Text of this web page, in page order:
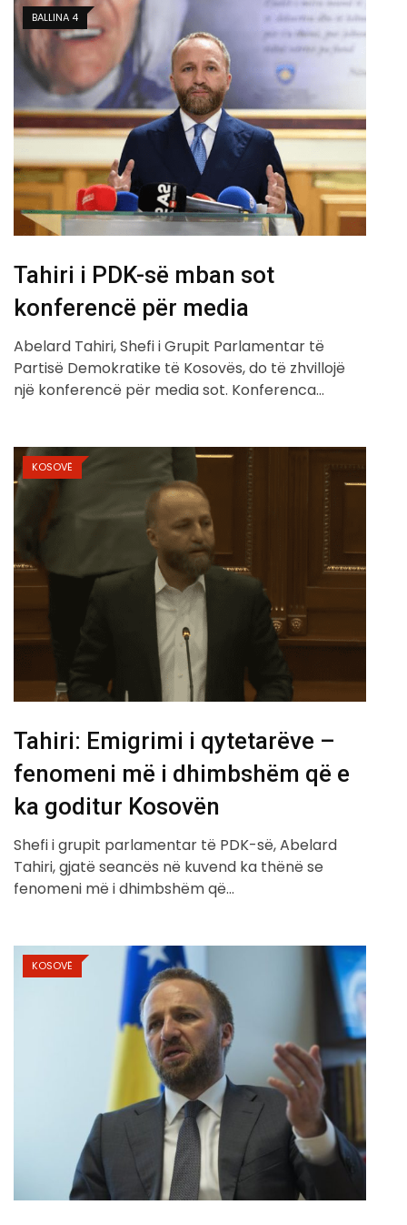
BALLINA 4
Tahiri i PDK-së mban sot
konferencë për media
Abelard Tahiri, Shefi i Grupit Parlamentar të
Partisë Demokratike të Kosovës, do të zhvillojë
një konferencë për media sot. Konferenca…
KOSOVË
Tahiri: Emigrimi i qytetarëve –
fenomeni më i dhimbshëm që e
ka goditur Kosovën
Shefi i grupit parlamentar të PDK-së, Abelard
Tahiri, gjatë seancës në kuvend ka thënë se
fenomeni më i dhimbshëm që…
KOSOVË